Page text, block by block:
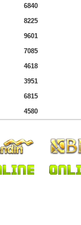
6840
8225
9601
7085
4618
3951
6815
4580